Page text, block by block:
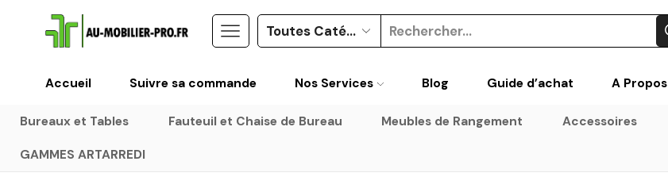
Accueil Suivre sa commande Nos Services Blog Guide d’achat A Propos
Bureaux et Tables Fauteuil et Chaise de Bureau Meubles de Rangement Accessoires
GAMMES ARTARREDI